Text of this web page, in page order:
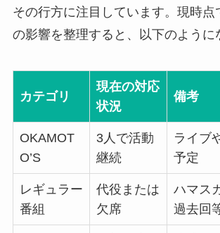
その行方に注目しています。現時点
の影響を整理すると、以下のように
カテゴリ
現在の対応
状況
備考
OKAMOT
O’S
3人で活動
継続
ライブ
予定
レギュラー
番組
代役または
欠席
ハマス
過去回